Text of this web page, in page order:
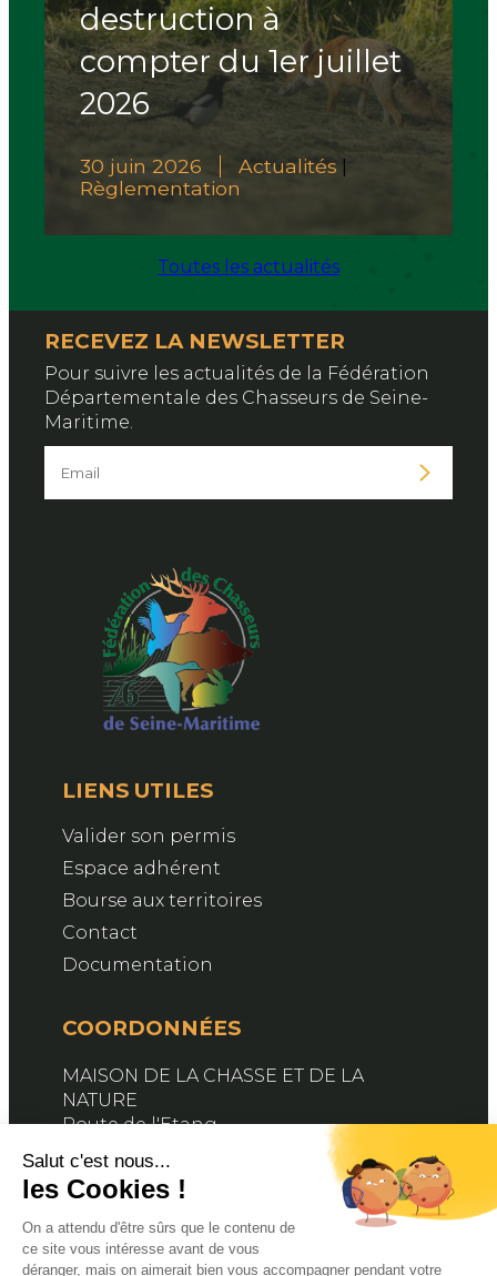
destruction à
compter du 1er juillet
2026
30 juin 2026 Actualités
Règlementation
Toutes les actualités
RECEVEZ LA NEWSLETTER
Pour suivre les actualités de la Fédération
Départementale des Chasseurs de Seine-
Maritime.
LIENS UTILES
Valider son permis
Espace adhérent
Bourse aux territoires
Contact
Documentation
COORDONNÉES
MAISON DE LA CHASSE ET DE LA
NATURE
Route de l'Etang
Contactez-nous
SUIVEZ-NOUS